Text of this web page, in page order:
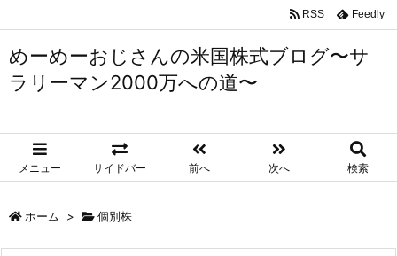
めーめーおじさんの米国株式ブログ〜サ
ラリーマン2000万への道〜
メニュー サイドバー 前へ 次へ 検索
RSS Feedly
ホーム > 個別株